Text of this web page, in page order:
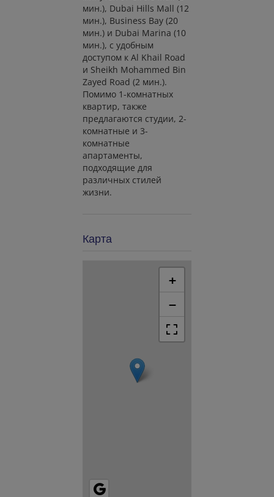
мин.), Dubai Hills Mall (12
мин.), Business Bay (20
мин.) и Dubai Marina (10
мин.), с удобным
доступом к Al Khail Road
и Sheikh Mohammed Bin
Zayed Road (2 мин.).
Помимо 1-комнатных
квартир, также
предлагаются студии, 2-
комнатные и 3-
комнатные
апартаменты,
подходящие для
различных стилей
жизни.
Карта
+
−